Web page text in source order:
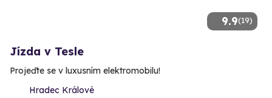
9.9(19)
Jízda v Tesle
Projeďte se v luxusním elektromobilu!
Hradec Králové